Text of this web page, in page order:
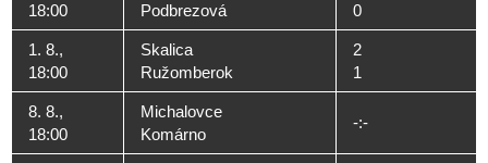
18:00
Podbrezová
0
1. 8.,
18:00
Skalica
Ružomberok
2
1
8. 8.,
18:00
Michalovce
Komárno
-:-